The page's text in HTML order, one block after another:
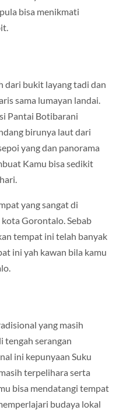
bisa menikmati
dari bukit layang tadi dan
sama lumayan landai.
Pantai Botibarani
birunya laut dari
yang dan panorama
Kamu bisa sedikit
yang sangat di
Gorontalo. Sebab
tempat ini telah banyak
ini yah kawan bila kamu
yang masih
tengah serangan
ini kepunyaan Suku
terpelihara serta
bisa mendatangi tempat
budaya lokal